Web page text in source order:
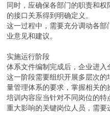
同时，应确保各部门的职责和
的接口关系得到明确定义。
这一过程中，需要充分调动各
业意见和建议。
实施运行阶段
体系文件编制完成后，企业进入
这一阶段需要组织开展多层次
量管理体系的要求，掌握相关的
培训内容应当针对不同岗位的
重大影响的关键岗位人员，需要